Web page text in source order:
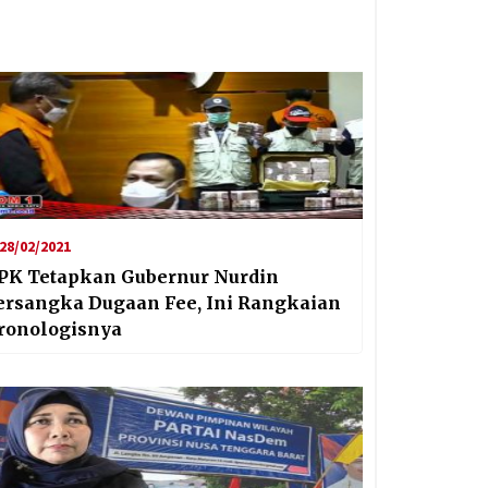
02/2021
Tetapkan Gubernur Nurdin
Dugaan Fee, Ini Rangkaian